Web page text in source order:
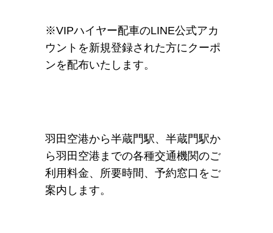
※VIPハイヤー配車のLINE公式アカ
ウントを新規登録された方にクーポ
ンを配布いたします。
羽田空港から半蔵門駅、半蔵門駅か
ら羽田空港までの各種交通機関のご
利用料金、所要時間、予約窓口をご
案内します。